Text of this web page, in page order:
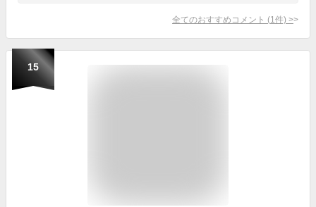
全てのおすすめコメント (1 件) >
15